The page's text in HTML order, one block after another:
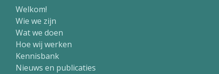
Welkom!
Wie we zijn
Wat we doen
Hoe wij werken
Kennisbank
Nieuws en publicaties